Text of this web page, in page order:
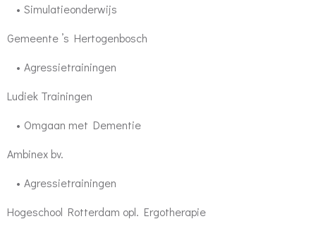
Simulatieonderwijs
Gemeente ’s Hertogenbosch
Agressietrainingen
Ludiek Trainingen
Omgaan met Dementie
Ambinex bv.
Agressietrainingen
Hogeschool Rotterdam opl. Ergotherapie